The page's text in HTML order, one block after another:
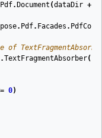
Pdf. Document (dataDir +
. Pdf. Facades .
.TextFragmentAbsorber();
0)